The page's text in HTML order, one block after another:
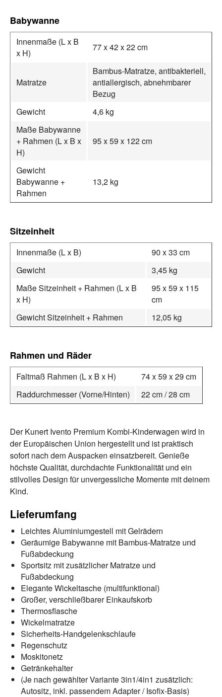
Babywanne
Innenmaße (L x B
x H)
77 x 42 x 22 cm
Matratze
Bambus-Matratze, antibakteriell,
antiallergisch, abnehmbarer
Bezug
Gewicht
4,6 kg
Maße Babywanne
+ Rahmen (L x B x
H)
95 x 59 x 122 cm
Gewicht
Babywanne +
Rahmen
13,2 kg
Sitzeinheit
Innenmaße (L x B)
90 x 33 cm
Gewicht
3,45 kg
Maße Sitzeinheit + Rahmen (L x B
x H)
95 x 59 x 115
cm
Gewicht Sitzeinheit + Rahmen
12,05 kg
Rahmen und Räder
Faltmaß Rahmen (L x B x H)
74 x 59 x 29 cm
Raddurchmesser (Vorne/Hinten)
22 cm / 28 cm
Der Kunert Ivento Premium Kombi-Kinderwagen wird in
der Europäischen Union hergestellt und ist praktisch
sofort nach dem Auspacken einsatzbereit. Genieße
höchste Qualität, durchdachte Funktionalität und ein
stilvolles Design für unvergessliche Momente mit deinem
Kind.
Lieferumfang
Leichtes Aluminiumgestell mit Gelrädern
Geräumige Babywanne mit Bambus-Matratze und
Fußabdeckung
Sportsitz mit zusätzlicher Matratze und
Fußabdeckung
Elegante Wickeltasche (multifunktional)
Großer, verschließbarer Einkaufskorb
Thermosflasche
Wickelmatratze
Sicherheits-Handgelenkschlaufe
Regenschutz
Moskitonetz
Getränkehalter
(Je nach gewählter Variante 3in1/4in1 zusätzlich:
Autositz, inkl. passendem Adapter / Isofix-Basis)